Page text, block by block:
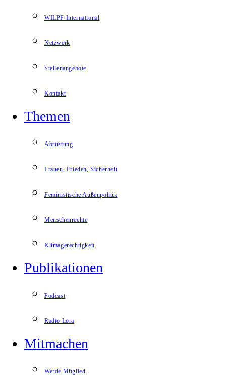
WILPF International
Netzwerk
Stellenangebote
Kontakt
Themen
Abrüstung
Frauen, Frieden, Sicherheit
Feministische Außenpolitik
Menschenrechte
Klimagerechtigkeit
Publikationen
Podcast
Radio Lora
Mitmachen
Werde Mitglied